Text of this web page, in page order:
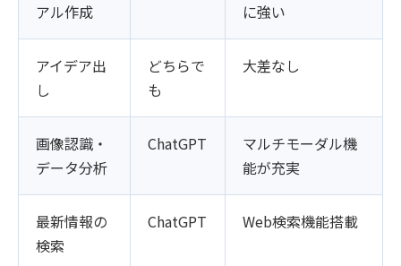
アル作成
に強い
アイデア出
し
どちらで
も
大差なし
画像認識・
データ分析
ChatGPT
マルチモーダル機
能が充実
最新情報の
検索
ChatGPT Web検索機能搭載